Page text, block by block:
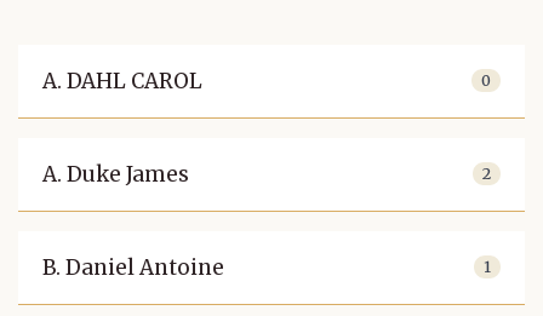
A. DAHL CAROL 0
A. Duke James 2
B. Daniel Antoine 1